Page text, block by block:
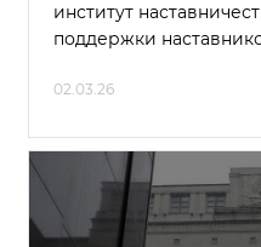
институт
поддержки
02.03.26